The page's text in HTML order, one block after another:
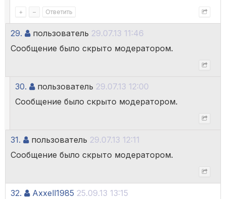
+ – Ответить
29. пользователь 29.07.13 11:46
Сообщение было скрыто модератором.
30. пользователь 29.07.13 12:00
Сообщение было скрыто модератором.
31. пользователь 29.07.13 12:11
Сообщение было скрыто модератором.
32. Axxell1985 25.09.13 13:15